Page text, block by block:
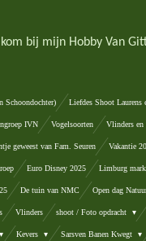
bij mijn Hobby Van
Schoondochter) Liefdes Shoot Laurens
IVN Vogelsoorten Vlinders en
geweest van Fam. Seuren Vakantie
Euro Disney 2025 Limburg
De tuin van NMC Open dag
Vlinders shoot / Foto opdracht
Kevers Sarsven Banen Kwegt